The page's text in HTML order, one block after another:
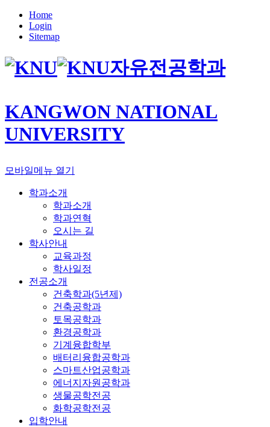
Home
Login
Sitemap
자유전공학과
KANGWON NATIONAL
UNIVERSITY
모바일메뉴 열기
학과소개
학과소개
학과연혁
오시는 길
학사안내
교육과정
학사일정
전공소개
건축학과(5년제)
건축공학과
토목공학과
환경공학과
기계융합학부
배터리융합공학과
스마트산업공학과
에너지자원공학과
생물공학전공
화학공학전공
입학안내